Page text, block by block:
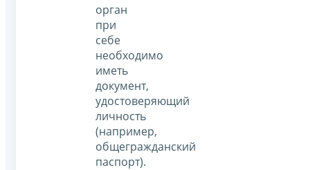
орган
при
себе
необходимо
иметь
документ,
удостоверяющий
личность
(например,
общегражданский
паспорт).